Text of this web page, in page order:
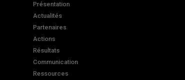
Présentation
Actualités
Partenaires
Actions
Résultats
Communication
Ressources